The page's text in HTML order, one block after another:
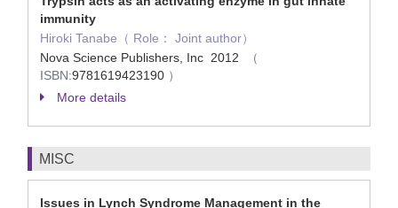
immunity
Hiroki Tanabe（ Role： Joint author）
Nova Science Publishers, Inc 2012
（
ISBN:9781619423190 ）
More details
MISC
Issues in Lynch Syndrome Management in the